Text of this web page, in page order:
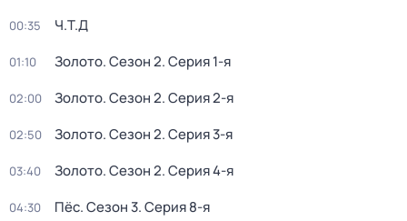
00:35 Ч.T.Д
01:10 Золото. Сезон 2. Серия 1-я
02:00 Золото. Сезон 2. Серия 2-я
02:50 Золото. Сезон 2. Серия 3-я
03:40 Золото. Сезон 2. Серия 4-я
04:30 Пёс. Сезон 3. Серия 8-я